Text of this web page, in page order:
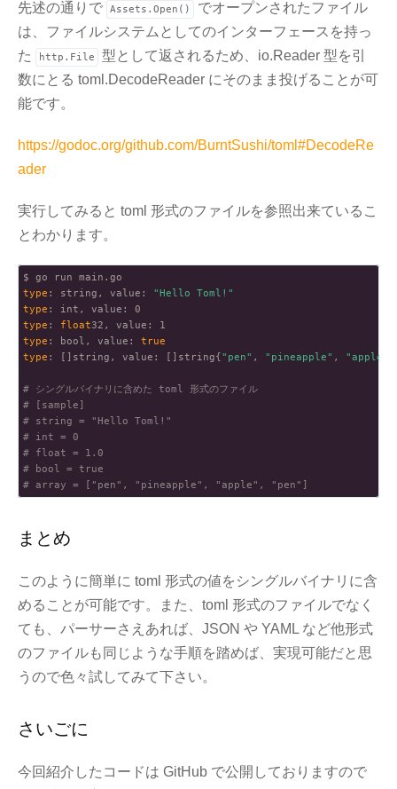
先述の通りで Assets.Open()
でオープンされたファイル
は、ファイルシステムとしてのインターフェースを持っ
た
http.File
型として返されるため、io.Reader 型を引
数にとる toml.DecodeReader にそのまま投げることが可
能です。
https://godoc.org/github.com/BurntSushi/toml#DecodeRe
ader
実行してみると toml 形式のファイルを参照出来ているこ
とわかります。
type : string, value:
"Hello Toml!"
type
type : float
type : bool, value: true
type : []string, value: []string{"pen" , "pineapple" , "apple"
# シングルバイナリに含めた toml 形式のファイル
# [sample]
# string = "Hello Toml!"
# int = 0
# float = 1.0
# bool = true
# array = ["pen", "pineapple", "apple", "pen"]
まとめ
このように簡単に toml 形式の値をシングルバイナリに含
めることが可能です。また、toml 形式のファイルでなく
ても、パーサーさえあれば、JSON や YAML など他形式
のファイルも同じような手順を踏めば、実現可能だと思
うので色々試してみて下さい。
さいごに
今回紹介したコードは GitHub で公開しておりますので